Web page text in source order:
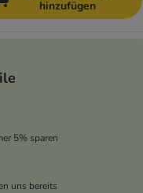
hinzufügen
5% sparen
uns bereits